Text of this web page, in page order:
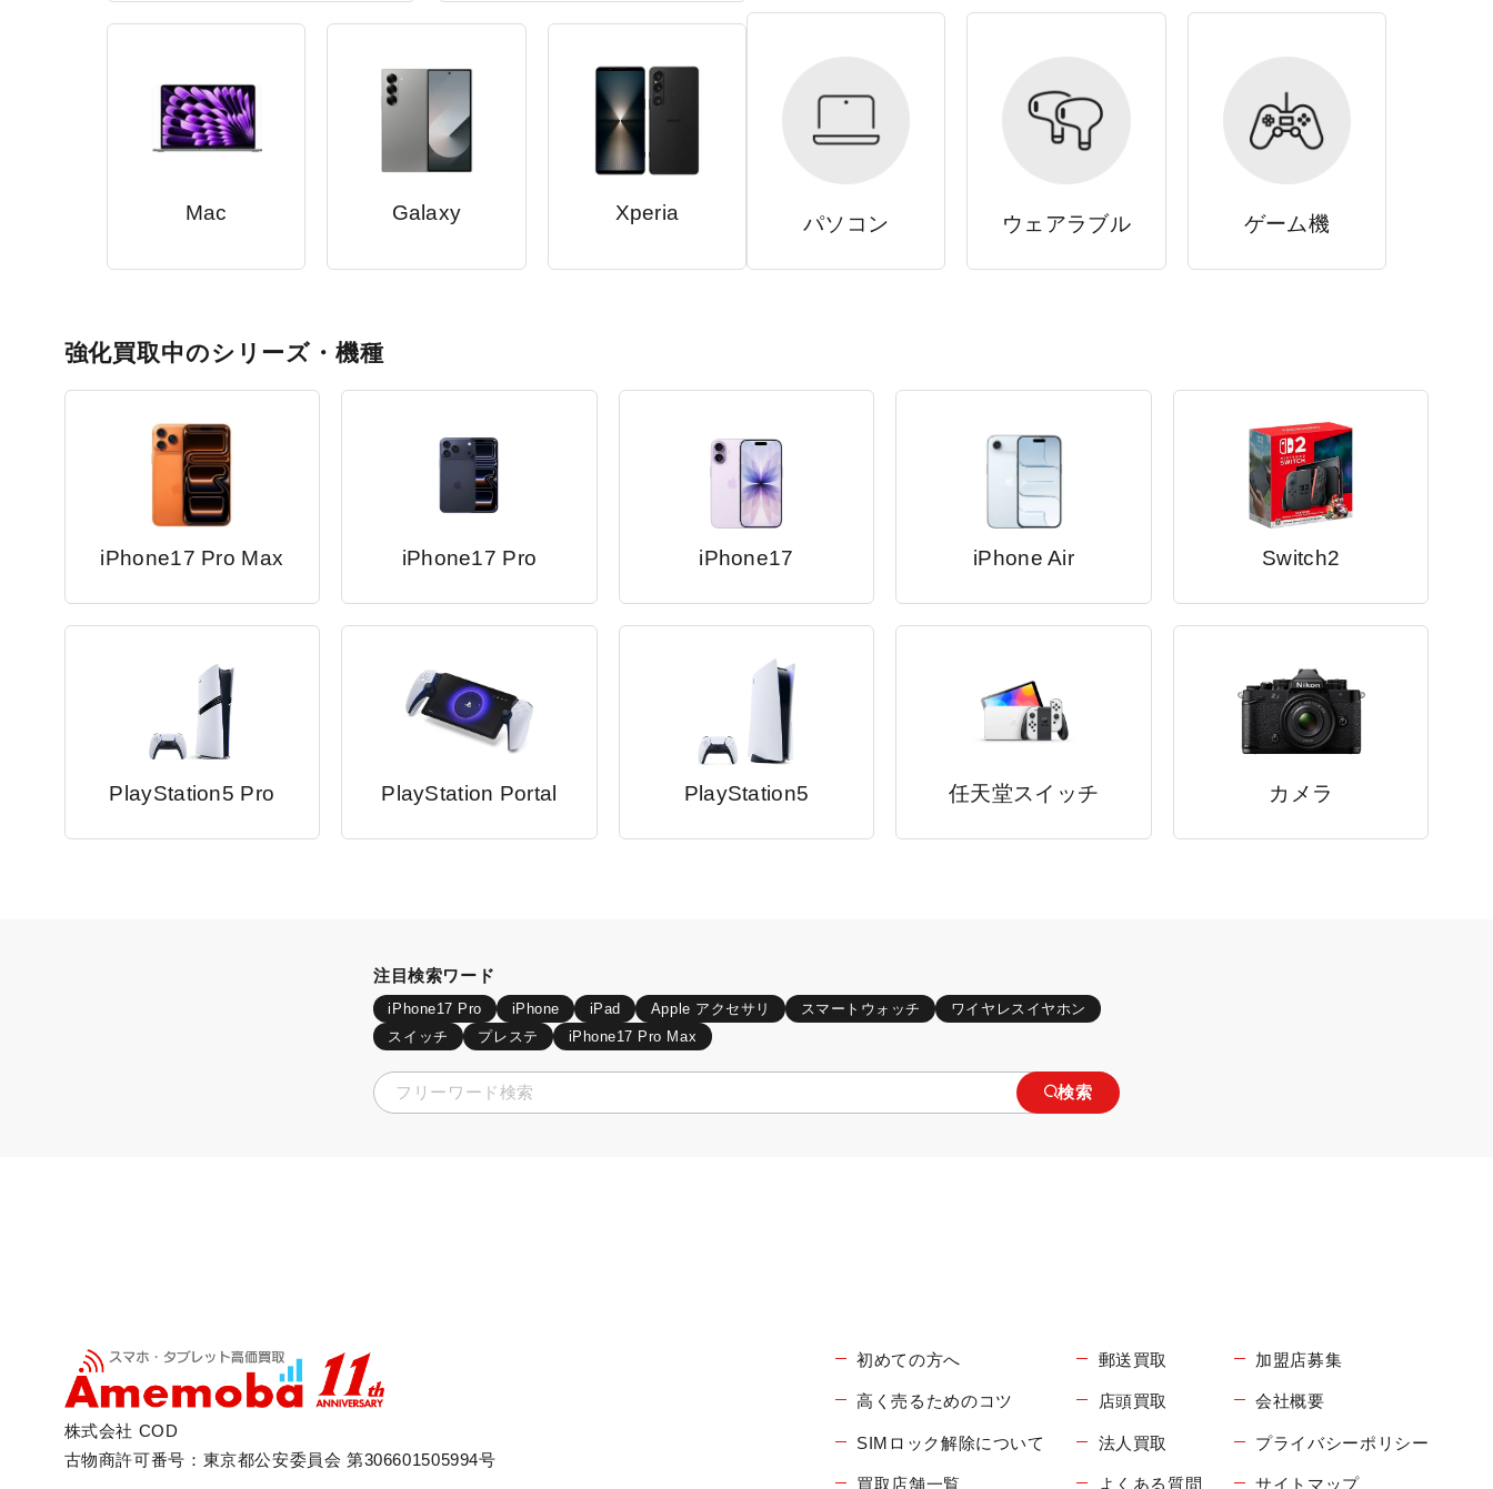
Mac Galaxy Xperia パソコン ウェアラブル ゲーム機
強化買取中のシリーズ・機種
iPhone17 Pro Max iPhone17 Pro iPhone17 iPhone Air Switch2
PlayStation5 Pro PlayStation Portal PlayStation5 任天堂スイッチ カメラ
注目検索ワード
iPhone17 Pro iPhone iPad Apple アクセサリ スマートウォッチ
ワイヤレスイヤホン
スイッチ
プレステ iPhone17 Pro Max
検索
株式会社 COD
古物商許可番号：東京都公安委員会 第306601505994号
初めての方へ
高く売るためのコツ
SIMロック解除について
買取店舗一覧
郵送買取
店頭買取
法人買取
よくある質問
加盟店募集
会社概要
プライバシーポリシー
サイトマップ